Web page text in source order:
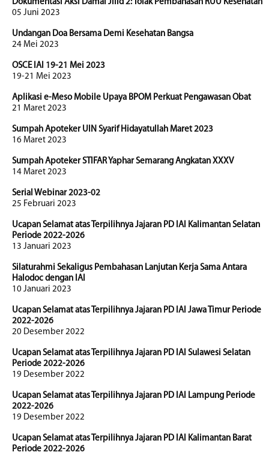
Dokumentasi Aksi Damai Jilid 2: Tolak Pembahasan RUU Kesehatan
05 Juni 2023
Undangan Doa Bersama Demi Kesehatan Bangsa
24 Mei 2023
OSCE IAI 19-21 Mei 2023
19-21 Mei 2023
Aplikasi e-Meso Mobile Upaya BPOM Perkuat Pengawasan Obat
21 Maret 2023
Sumpah Apoteker UIN Syarif Hidayatullah Maret 2023
16 Maret 2023
Sumpah Apoteker STIFAR Yaphar Semarang Angkatan XXXV
14 Maret 2023
Serial Webinar 2023-02
25 Februari 2023
Ucapan Selamat atas Terpilihnya Jajaran PD IAI Kalimantan Selatan
Periode 2022-2026
13 Januari 2023
Silaturahmi Sekaligus Pembahasan Lanjutan Kerja Sama Antara
Halodoc dengan IAI
10 Januari 2023
Ucapan Selamat atas Terpilihnya Jajaran PD IAI Jawa Timur Periode
2022-2026
20 Desember 2022
Ucapan Selamat atas Terpilihnya Jajaran PD IAI Sulawesi Selatan
Periode 2022-2026
19 Desember 2022
Ucapan Selamat atas Terpilihnya Jajaran PD IAI Lampung Periode
2022-2026
19 Desember 2022
Ucapan Selamat atas Terpilihnya Jajaran PD IAI Kalimantan Barat
Periode 2022-2026